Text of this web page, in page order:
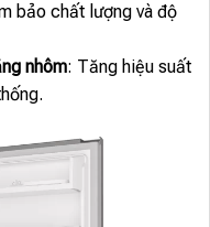
bảo chất lượng và độ
nhôm: Tăng hiệu suất